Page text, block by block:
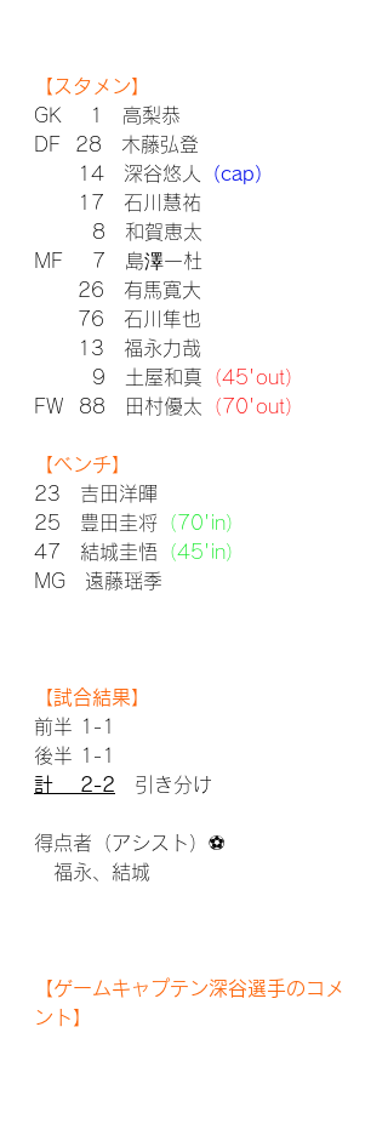
【スタメン】
GK    1　高梨恭
DF  28　木藤弘登
      14　深谷悠人
（cap）
      17　石川慧祐
        8　和賀恵太
MF    7　島澤一杜
      26　有馬寛大
      76　石川隼也
      13　福永力哉
        9　土屋和真
（45'out）
FW  88　田村優太 （70'out）
【ベンチ】
23　吉田洋暉
25　豊田圭将 （70'in）
47　結城圭悟 （45'in）
MG　遠藤瑶季
【試合結果】
前半 1-1
後半 1-1
計　 2-2 引き分け
得点者（アシスト）⚽
福永、結城
【ゲームキャプテン深谷選手のコメ
ント】